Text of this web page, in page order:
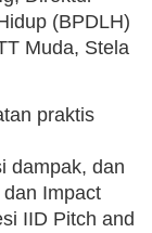
(BPDLH)
Muda, Stela
praktis
dampak, dan
Impact
IID Pitch and